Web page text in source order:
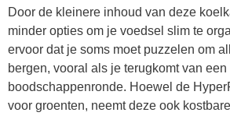
Door de kleinere inhoud van deze
minder opties om je voedsel slim te
ervoor dat je soms moet puzzelen om
bergen, vooral als je terugkomt van een
boodschappenronde. Hoewel de
voor groenten, neemt deze ook